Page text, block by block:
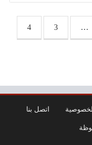
…
3
4
اتصل بنا